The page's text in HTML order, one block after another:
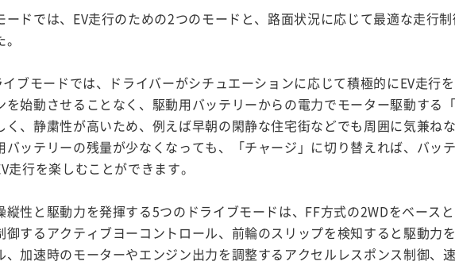
ードでは、EV走行のための2つのモードと、路面状況に応じて最適な走行
イブモードでは、ドライバーがシチュエーションに応じて積極的にEV走行
を始動させることなく、駆動用バッテリーからの電力でモーター駆動する
く、静粛性が高いため、例えば早朝の閑静な住宅街などでも周囲に気兼ね
バッテリーの残量が少なくなっても、「チャージ」に切り替えれば、バッ
走行を楽しむことができます。
縦性と駆動力を発揮する5つのドライブモードは、FF方式の2WDをベース
御するアクティブヨーコントロール、前輪のスリップを検知すると駆動力
、加速時のモーターやエンジン出力を調整するアクセルレスポンス制御、